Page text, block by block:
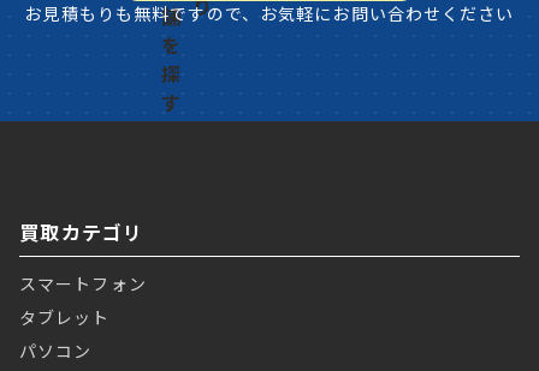
お見積もりも無料ですので、お気軽にお問い合わせください
買取カテゴリ
スマートフォン
タブレット
パソコン